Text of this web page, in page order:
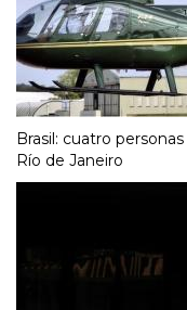
Brasil: cuatro
Río de Janeiro